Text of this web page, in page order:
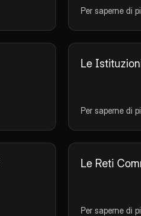
Per saperne di
Le
Per saperne di
Le Reti
Per saperne di